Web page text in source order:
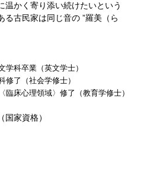
温かく寄り添い続けたいという
る古民家は同じ音の ”羅美（ら
学科卒業（英文学士）
修了（社会学修士）
臨床心理領域〉修了（教育学修士）
家資格）